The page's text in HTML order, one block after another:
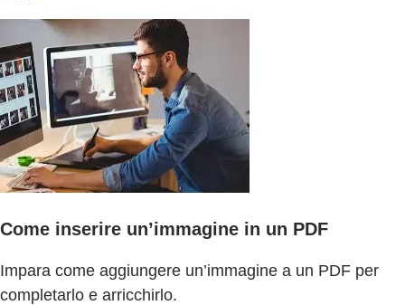
Come inserire un’immagine in un PDF
Impara come aggiungere un’immagine a un PDF per
completarlo e arricchirlo.